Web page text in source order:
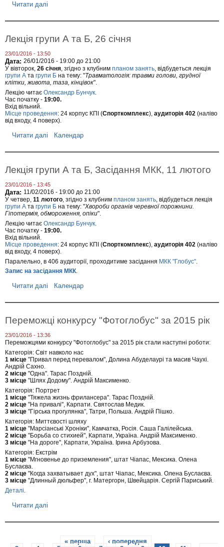
х
д
Читати далі
о
а
т
л
и
ж
н
о
г
п
о
у
Лекція групи А та Б, 26 січня
23/01/2016 - 13:50
Дата: 26/01/2016 - 19:00 до 21:00
У вівторок, 26 січня , згідно з клубним планом занять , відбудеться лекція
групи А та групи Б на тему: "Травматологія: травми голови, грудної
клітки, живота, таза, кінцівок".
Лекцію читає Олександр Бунчук
Час початку - 19:00.
Вхід вільний.
Місце проведення: 24 корпус КПІ (Спорткомплекс), аудиторія 402 (наліво
від входу, 4 поверх).
Читати далі
о
к
і
я
г
р
у
п
и
т
а
Б
,
я
Календар
Лекція групи А та Б, Засідання МКК, 11 лютого
23/01/2016 - 13:45
Дата: 11/02/2016 - 19:00 до 21:00
У четвер, 11 лютого , згідно з клубним планом занять , відбудеться лекція
групи А та групи Б на тему: "Хвороби органів черевної порожнини.
Гіпотермія, обмороження, опіки".
Лекцію читає Олександр Бунчук
Час початку - 19:00.
Вхід вільний.
Місце проведення: 24 корпус КПІ (Спорткомплекс), аудиторія 402 (наліво
від входу, 4 поверх).
Паралельно, в 406 аудиторії, проходитиме засідання МКК "Глобус"
Запис на засідання МКК.
Читати далі
о
к
і
я
г
р
п
и
А
т
а
Б
,
З
а
с
і
д
н
н
Календар
Переможці конкурсу "Фотоглобус" за 2015 рік
23/01/2016 - 13:36
Переможцями конкурсу "Фотоглобус" за 2015 рік стали наступні роботи:
Категорія: Світ навколо нас
1 місце "Привал перед перевалом", Долина Абуделаурі та масив Чаухі.
Андрій Сахно.
2 місце "Одна". Тарас Поздній.
3 місце "Шлях Додому". Андрій Максименко.
Категорія: Портрет
1 місце "Тяжела жизнь фрилансера". Тарас Поздній.
2 місце "На привалі", Карпати. Святослав Медик.
3 місце "Гірська прогулянка", Татри, Польша. Андрій Пішко.
Категорія: Миттєвості шляху
1 місце "Марсіанські Хроніки", Камчатка, Росія. Саша Галілейська.
2 місце "Борьба со стихией", Карпати, Україна. Андрій Максименко.
3 місце "На дороге", Карпати, Україна. Ірина Арбузова.
Категорія: Екстрім
1 місце "Мгновенье до приземления", штат Чіапас, Мексика. Олена
Буслаєва.
2 місце "Когда захватывает дух", штат Чіапас, Мексика. Олена Буслаєва.
3 місце "Длинный дюльфер", г. Матергорн, Швейцарія. Сергій Париський.
Деталі.
Читати далі
о
« перша ‹ попередня